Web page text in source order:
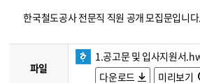
한국철도공사 전문직 직원 공개 모집문입니다.
파일
1.공고문 및 입사지원서
다운로드
미리보기